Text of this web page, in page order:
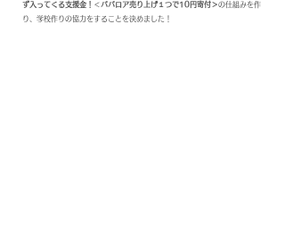
ず入ってくる支援金！ ＜ ババロア売り上げ１つで10円寄付＞の仕組みを作
り、学校作りの協力をすることを決めました！